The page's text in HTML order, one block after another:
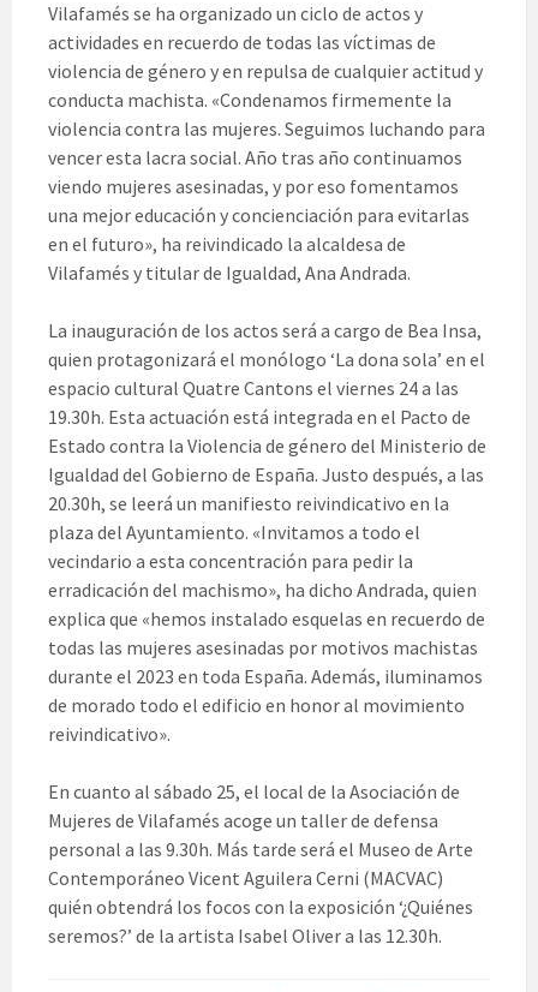
Vilafamés se ha organizado un ciclo de actos y
actividades en recuerdo de todas las víctimas de
violencia de género y en repulsa de cualquier actitud y
conducta machista. «Condenamos firmemente la
violencia contra las mujeres. Seguimos luchando para
vencer esta lacra social. Año tras año continuamos
viendo mujeres asesinadas, y por eso fomentamos
una mejor educación y concienciación para evitarlas
en el futuro», ha reivindicado la alcaldesa de
Vilafamés y titular de Igualdad, Ana Andrada.
La inauguración de los actos será a cargo de Bea Insa,
quien protagonizará el monólogo ‘La dona sola’ en el
espacio cultural Quatre Cantons el viernes 24 a las
19.30h. Esta actuación está integrada en el Pacto de
Estado contra la Violencia de género del Ministerio de
Igualdad del Gobierno de España. Justo después, a las
20.30h, se leerá un manifiesto reivindicativo en la
plaza del Ayuntamiento. «Invitamos a todo el
vecindario a esta concentración para pedir la
erradicación del machismo», ha dicho Andrada, quien
explica que «hemos instalado esquelas en recuerdo de
todas las mujeres asesinadas por motivos machistas
durante el 2023 en toda España. Además, iluminamos
de morado todo el edificio en honor al movimiento
reivindicativo».
En cuanto al sábado 25, el local de la Asociación de
Mujeres de Vilafamés acoge un taller de defensa
personal a las 9.30h. Más tarde será el Museo de Arte
Contemporáneo Vicent Aguilera Cerni (MACVAC)
quién obtendrá los focos con la exposición ‘¿Quiénes
seremos?’ de la artista Isabel Oliver a las 12.30h.